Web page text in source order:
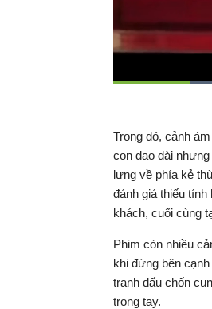
Trong đó, cảnh
con dao dài
lưng về phía kẻ
đánh giá thiếu
khách, cuối cùng
Phim còn nhiều
khi đứng bên
tranh đấu chốn
trong tay.